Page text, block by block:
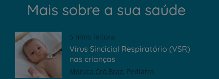
Mais sobre a sua saúde
5 mins leitura
Vírus Sincicial Respiratório (VSR)
nas crianças
Mónica Cró Braz Pediatra